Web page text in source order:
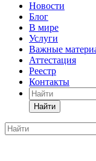
Новости
Блог
В мире
Услуги
Важные
Аттестация
Реестр
Контакты
Найти